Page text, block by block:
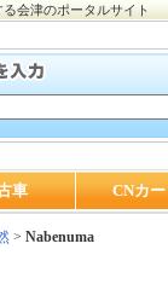
会津のポータルサイト
車 CNカ
> Nabenuma